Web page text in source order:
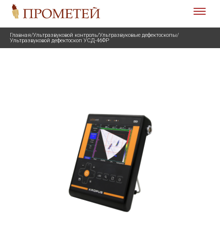
Главная/Ультразвуковой контроль/Ультразвуковые дефектоскопы/
Ультразвуковой дефектоскоп УСД-46ФР